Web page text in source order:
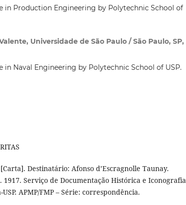
in Production Engineering by Polytechnic School of
Universidade de São Paulo / São Paulo, SP,
in Naval Engineering by Polytechnic School of USP.
Destinatário: Afonso d’Escragnolle Taunay.
1917. Serviço de Documentação Histórica e Iconografia
APMP/FMP – Série: correspondência.